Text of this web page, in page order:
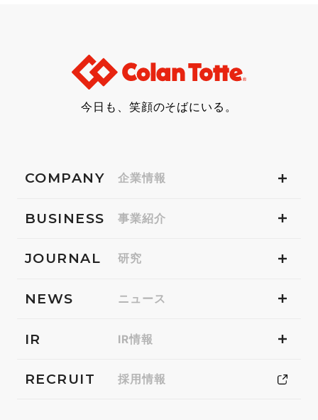
今日も、笑顔のそばにいる。
COMPANY 企業情報
BUSINESS 事業紹介
JOURNAL 研究
NEWS ニュース
IR IR情報
RECRUIT 採用情報